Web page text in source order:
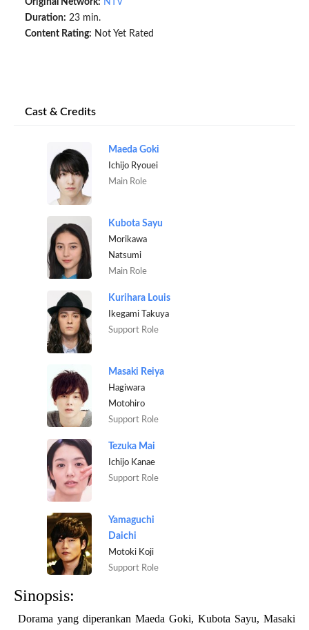
Original Network: NTV
Duration: 23 min.
Content Rating: Not Yet Rated
Cast & Credits
Maeda Goki
Ichijo Ryouei
Main Role
Kubota Sayu
Morikawa
Natsumi
Main Role
Kurihara Louis
Ikegami Takuya
Support Role
Masaki Reiya
Hagiwara
Motohiro
Support Role
Tezuka Mai
Ichijo Kanae
Support Role
Yamaguchi
Daichi
Motoki Koji
Support Role
Sinopsis:
Dorama yang diperankan Maeda Goki, Kubota Sayu, Masaki